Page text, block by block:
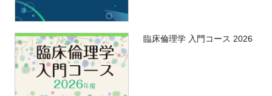
臨床倫理学 入門コース 2026